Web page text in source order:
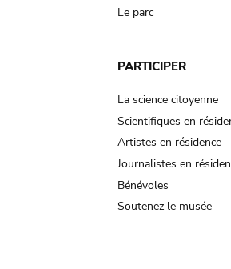
Le parc
PARTICIPER
La science citoyenne
Scientifiques en
Artistes en résidence
Journalistes en
Bénévoles
Soutenez le musée